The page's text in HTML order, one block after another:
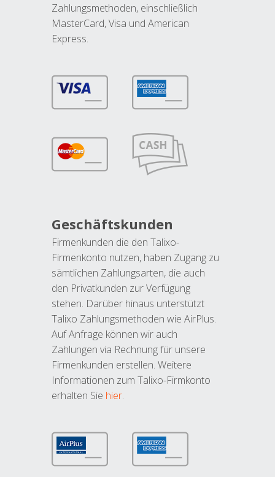
Zahlungsmethoden, einschließlich
MasterCard, Visa und American
Express.
Geschäftskunden
Firmenkunden die den Talixo-
Firmenkonto nutzen, haben Zugang zu
sämtlichen Zahlungsarten, die auch
den Privatkunden zur Verfügung
stehen. Darüber hinaus unterstützt
Talixo Zahlungsmethoden wie AirPlus.
Auf Anfrage können wir auch
Zahlungen via Rechnung für unsere
Firmenkunden erstellen. Weitere
Informationen zum Talixo-Firmkonto
erhalten Sie hier.